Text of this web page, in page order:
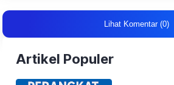
Lihat Komentar (0)
Artikel Populer